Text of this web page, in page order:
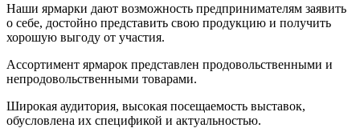
Наши ярмарки дают возможность предпринимателям заявить
о себе, достойно представить свою продукцию и получить
хорошую выгоду от участия.
Ассортимент ярмарок представлен продовольственными и
непродовольственными товарами.
Широкая аудитория, высокая посещаемость выставок,
обусловлена их спецификой и актуальностью.